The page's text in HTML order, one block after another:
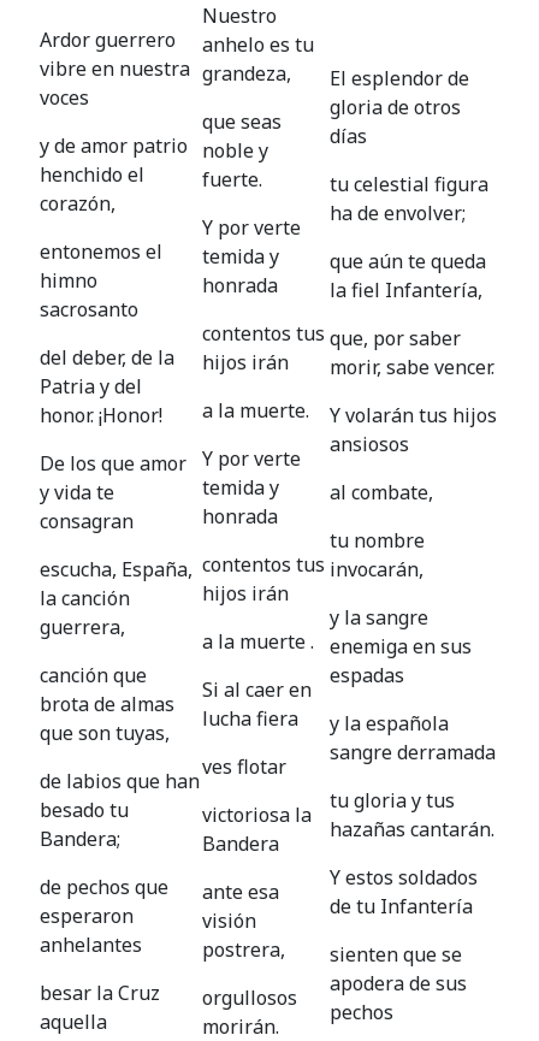
Ardor guerrero
vibre en nuestra
voces
y de amor patrio
henchido el
corazón,
entonemos el
himno
sacrosanto
del deber, de la
Patria y del
honor. ¡Honor!
De los que amor
y vida te
consagran
escucha, España,
la canción
guerrera,
canción que
brota de almas
que son tuyas,
de labios que han
besado tu
Bandera;
de pechos que
esperaron
anhelantes
besar la Cruz
aquella
Nuestro
anhelo es tu
grandeza,
que seas
noble y
fuerte.
Y por verte
temida y
honrada
contentos tus
hijos irán
a la muerte.
Y por verte
temida y
honrada
contentos tus
hijos irán
a la muerte .
Si al caer en
lucha fiera
ves flotar
victoriosa la
Bandera
ante esa
visión
postrera,
orgullosos
morirán.
El esplendor de
gloria de otros
días
tu celestial figura
ha de envolver;
que aún te queda
la fiel Infantería,
que, por saber
morir, sabe vencer.
Y volarán tus hijos
ansiosos
al combate,
tu nombre
invocarán,
y la sangre
enemiga en sus
espadas
y la española
sangre derramada
tu gloria y tus
hazañas cantarán.
Y estos soldados
de tu Infantería
sienten que se
apodera de sus
pechos